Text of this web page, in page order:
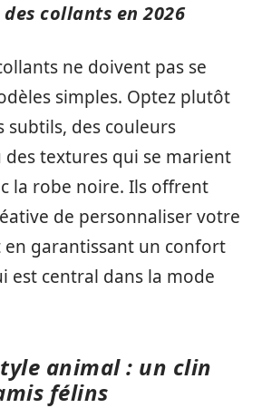
collants en 2026
ne doivent pas se
simples. Optez plutôt
subtils, des couleurs
des textures qui se marient
la robe noire. Ils offrent
de personnaliser votre
garantissant un confort
est central dans la mode
animal : un clin
félins